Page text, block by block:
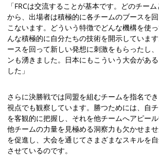
「FRCは交流することが基本です。どのチー
から、出場者は積極的に各チームのブースを
こないます。どういう特徴でどんな機構を使
んな積極的に自分たちの技術を開示していま
ースを回って新しい発想に刺激をもらったし
ンも湧きました。日本にもこういう大会があ
した」
さらに決勝戦では同盟を組むチームを指名で
視点でも観察しています。勝つためには、自
を客観的に把握し、それを他チームへアピー
他チームの力量を見極める洞察力も欠かせま
を促進し、大会を通じてさまざまなスキルを
させているのです。